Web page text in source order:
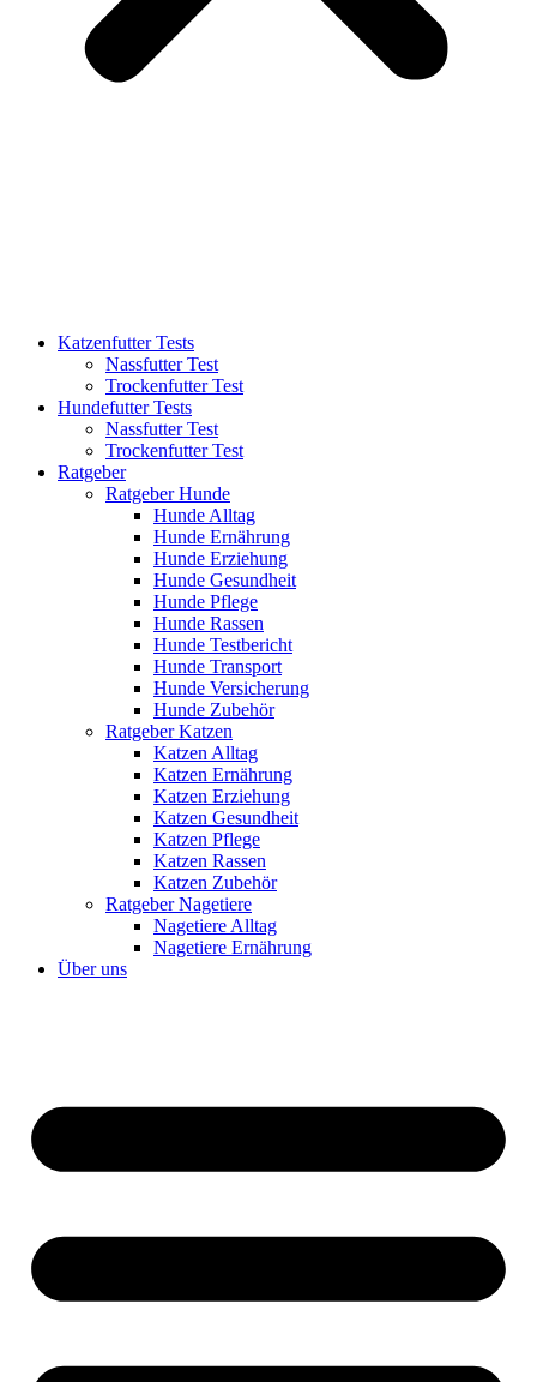
Katzenfutter Tests
Nassfutter Test
Trockenfutter Test
Hundefutter Tests
Nassfutter Test
Trockenfutter Test
Ratgeber
Ratgeber Hunde
Hunde Alltag
Hunde Ernährung
Hunde Erziehung
Hunde Gesundheit
Hunde Pflege
Hunde Rassen
Hunde Testbericht
Hunde Transport
Hunde Versicherung
Hunde Zubehör
Ratgeber Katzen
Katzen Alltag
Katzen Ernährung
Katzen Erziehung
Katzen Gesundheit
Katzen Pflege
Katzen Rassen
Katzen Zubehör
Ratgeber Nagetiere
Nagetiere Alltag
Nagetiere Ernährung
Über uns